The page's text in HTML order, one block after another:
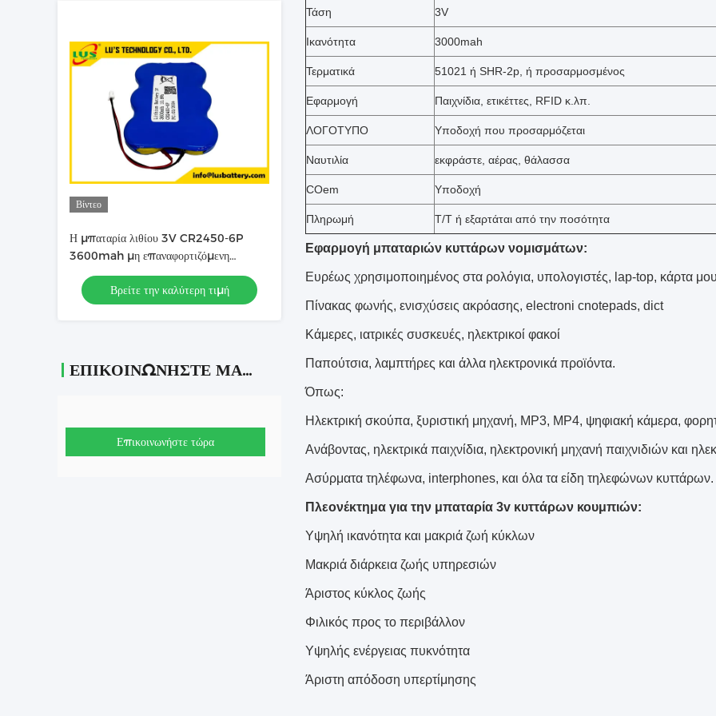
Βίντεο
Η μπαταρία λιθίου 3V CR2450-6P
3600mah μη επαναφορτιζόμενη
μπαταρία OEM
Βρείτε την καλύτερη τιμή
ΕΠΙΚΟΙΝΩΝΉΣΤΕ ΜΑΖΊ ΜΑΣ
Επικοινωνήστε τώρα
Τάση 3V
Ικανότητα 3000mah
Τερματικά 51021 ή SHR-2p, ή προσαρμοσμένος
Εφαρμογή Παιχνίδια, ετικέττες, RFID κ.λπ.
ΛΟΓΟΤΥΠΟ Υποδοχή που προσαρμόζεται
Ναυτιλία εκφράστε, αέρας, θάλασσα
COem Υποδοχή
Πληρωμή T/T ή εξαρτάται από την ποσότητα
Εφαρμογή μπαταριών κυττάρων νομισμάτων:
Ευρέως χρησιμοποιημένος στα ρολόγια, υπολογιστές, lap-top, κάρτα
Πίνακας φωνής, ενισχύσεις ακρόασης, electroni cnotepads, dict
Κάμερες, ιατρικές συσκευές, ηλεκτρικοί φακοί
Παπούτσια, λαμπτήρες και άλλα ηλεκτρονικά προϊόντα.
Όπως:
Ηλεκτρική σκούπα, ξυριστική μηχανή, MP3, MP4, ψηφιακή κάμερα,
Ανάβοντας, ηλεκτρικά παιχνίδια, ηλεκτρονική μηχανή παιχνιδιών και
Ασύρματα τηλέφωνα, interphones, και όλα τα είδη τηλεφώνων κυττάρων.
Πλεονέκτημα για την μπαταρία 3v κυττάρων κουμπιών:
Υψηλή ικανότητα και μακριά ζωή κύκλων
Μακριά διάρκεια ζωής υπηρεσιών
Άριστος κύκλος ζωής
Φιλικός προς το περιβάλλον
Υψηλής ενέργειας πυκνότητα
Άριστη απόδοση υπερτίμησης